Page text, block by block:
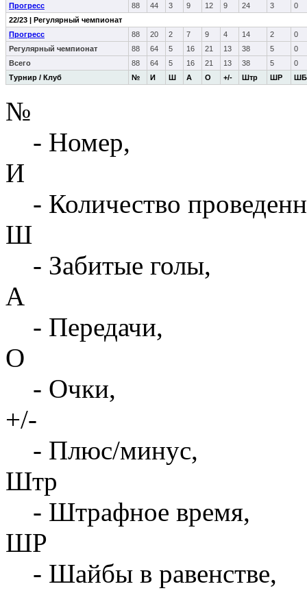
Турнир / Клуб № И Ш А О +/- Штр ШР ШБ
Прогресс
88 44 3 9 12 9 24 3
0
22/23 | Регулярный чемпионат
Прогресс
88 20 2 7 9 4 14 2
0
Регулярный чемпионат
88 64 5 16 21 13 38 5
0
Всего
88 64 5 16 21 13 38 5 0
№
- Номер,
И
- Количество
Ш
- Забитые голы,
А
- Передачи,
О
- Очки,
+/-
- Плюс/минус,
Штр
- Штрафное время,
ШР
- Шайбы в равенстве,